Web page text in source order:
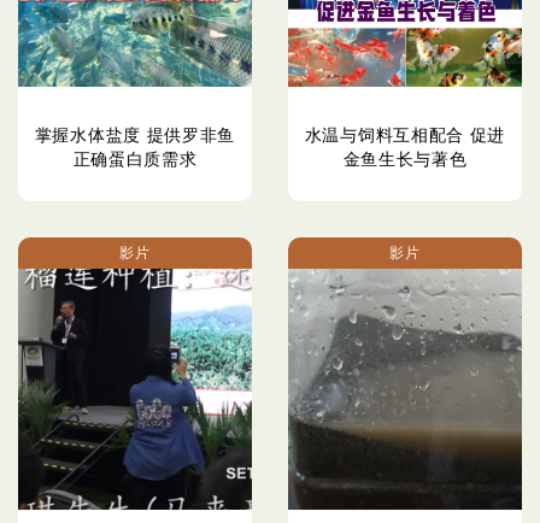
掌握水体盐度 提供罗非鱼
正确蛋白质需求
水温与饲料互相配合 促进
金鱼生长与著色
影片 影片